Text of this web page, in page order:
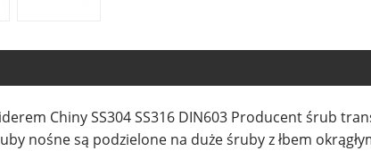
Chiny SS304 SS316 DIN603 Producent śrub
nośne są podzielone na duże śruby z łbem